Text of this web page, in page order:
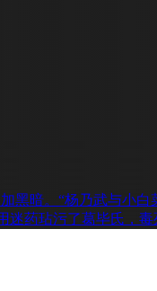
黑暗。“杨乃武与小
药玷污了葛毕氏，